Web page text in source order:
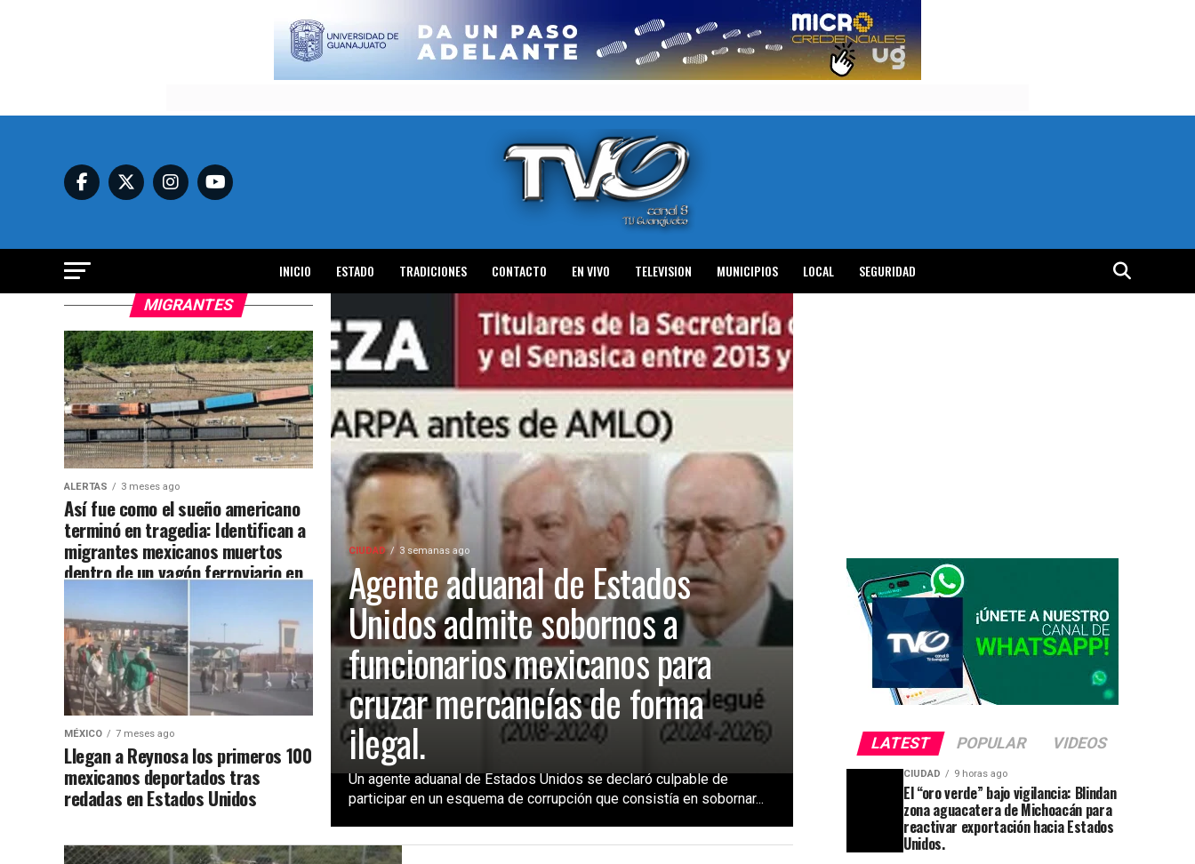
INICIO ESTADO TRADICIONES CONTACTO EN VIVO TELEVISION MUNICIPIOS LOCAL SEGURIDAD
CIUDAD 3 semanas ago
Agente aduanal de Estados
Unidos admite sobornos a
funcionarios mexicanos para
cruzar mercancías de forma
ilegal.
Un agente aduanal de Estados Unidos se declaró culpable de
participar en un esquema de corrupción que consistía en sobornar...
MIGRANTES
ALERTAS 3 meses ago
Así fue como el sueño americano
terminó en tragedia: Identifican a
migrantes mexicanos muertos
dentro de un vagón ferroviario en
Texas
MÉXICO 7 meses ago
Llegan a Reynosa los primeros 100
mexicanos deportados tras
redadas en Estados Unidos
LATEST POPULAR VIDEOS
CIUDAD 9 horas ago
El “oro verde” bajo vigilancia: Blindan
zona aguacatera de Michoacán para
reactivar exportación hacia Estados
Unidos.